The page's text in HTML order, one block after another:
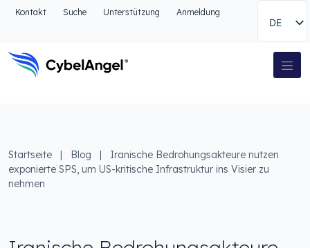
Zum Kopfbereich
Zur Suche gehen
Zum Fußbereich
Kontakt Suche Unterstützung Anmeldung
DE
Hauptnavigation
Startseite | Blog |
Iranische Bedrohungsakteure nutzen
exponierte SPS, um US-kritische Infrastruktur ins Visier zu
nehmen